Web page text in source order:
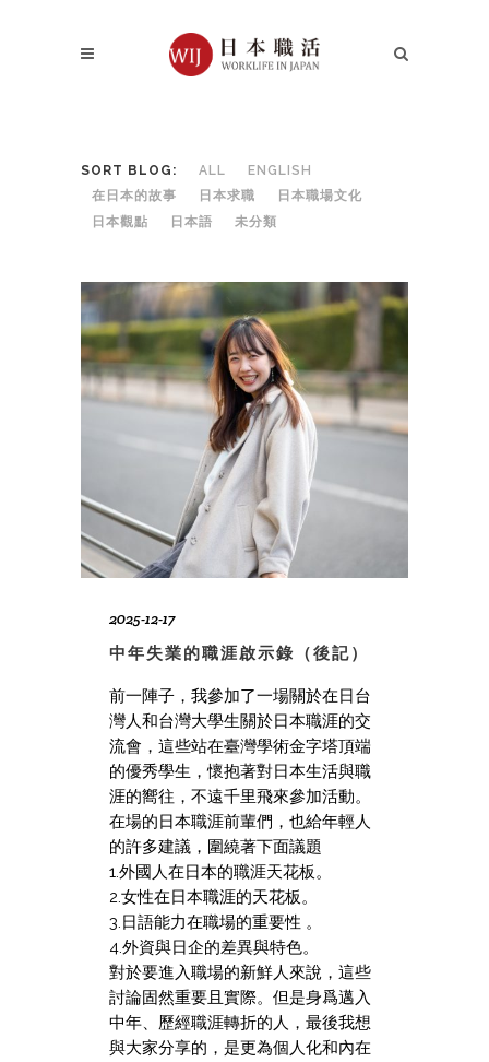
SORT BLOG: ALL
ENGLISH
在日本的故事
日本求職
日本職場文化
日本觀點
日本語 未分類
2025-12-17
中年失業的職涯啟示錄（後記）
前一陣子，我參加了一場關於在日台
灣人和台灣大學生關於日本職涯的交
流會，這些站在臺灣學術金字塔頂端
的優秀學生，懷抱著對日本生活與職
涯的嚮往，不遠千里飛來參加活動。
在場的日本職涯前輩們，也給年輕人
的許多建議，圍繞著下面議題
1.外國人在日本的職涯天花板。
2.女性在日本職涯的天花板。
3.日語能力在職場的重要性 。
4.外資與日企的差異與特色。
對於要進入職場的新鮮人來說，這些
討論固然重要且實際。但是身爲邁入
中年、歷經職涯轉折的人，最後我想
與大家分享的，是更為個人化和內在